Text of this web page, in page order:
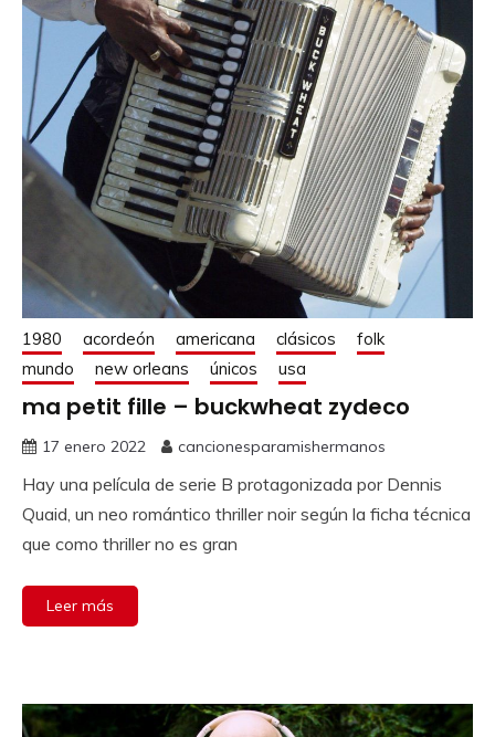
1980 acordeón americana clásicos
folk
mundo
new orleans únicos usa
ma petit fille – buckwheat zydeco
17 enero 2022 cancionesparamishermanos
Hay una película de serie B protagonizada por Dennis
Quaid, un neo romántico thriller noir según la ficha técnica
que como thriller no es gran
Leer más